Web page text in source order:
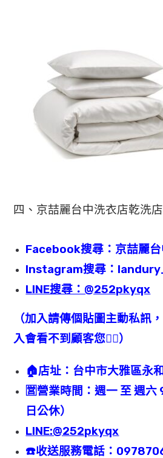
四、京喆麗台中洗衣店乾洗
Facebook搜尋：京喆麗
Instagram搜尋：
LINE搜尋：@252pkyqx
（加入請傳個貼圖主動私訊
入會看不到顧客您🙇‍♂️）
🏠店址：台中市大雅區永
🈺️營業時間：週一 至 週
日公休）
LINE:@252pkyqx
☎️收送服務電話：